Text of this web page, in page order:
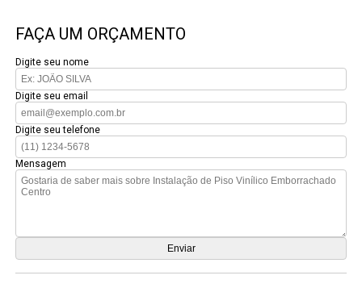
FAÇA UM ORÇAMENTO
Digite seu nome
Digite seu email
Digite seu telefone
Mensagem